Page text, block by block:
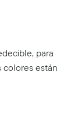
para
están